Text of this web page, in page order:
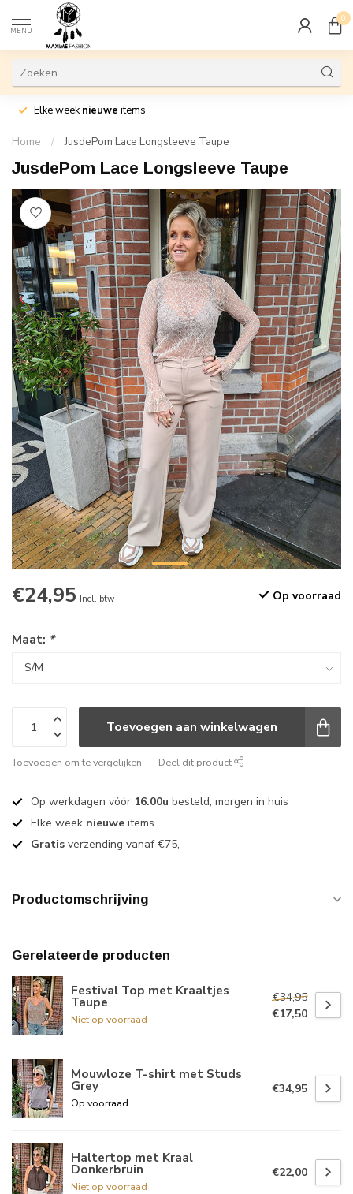
MENU
0
Elke weeknieuwe items
Home / JusdePom Lace Longsleeve Taupe
JusdePom Lace Longsleeve Taupe
€24,95 Incl. btw Op voorraad
Maat: *
Toevoegen aan winkelwagen
Toevoegen om te vergelijken Deel dit product
Op werkdagen vóór 16.00u besteld, morgen in huis
Elke week nieuwe items
Gratis verzending vanaf €75,-
Productomschrijving
Gerelateerde producten
Festival Top met Kraaltjes
Taupe
Niet op voorraad
€34,95
€17,50
Mouwloze T-shirt met Studs
Grey
Op voorraad
€34,95
Haltertop met Kraal
Donkerbruin
Niet op voorraad
€22,00